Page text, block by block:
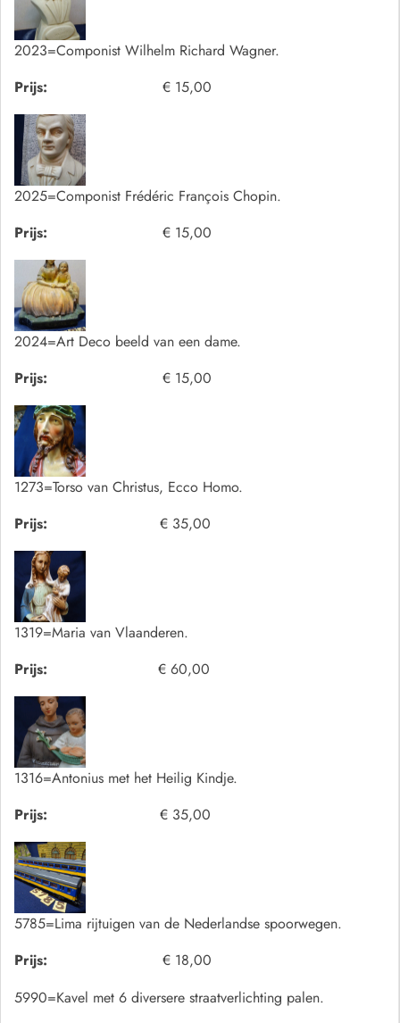
2023=Componist Wilhelm Richard Wagner.
Prijs:
€ 15,00
2025=Componist Frédéric François Chopin.
Prijs:
€ 15,00
2024=Art Deco beeld van een dame.
Prijs:
€ 15,00
1273=Torso van Christus, Ecco Homo.
Prijs:
€ 35,00
1319=Maria van Vlaanderen.
Prijs:
€ 60,00
1316=Antonius met het Heilig Kindje.
Prijs:
€ 35,00
5785=Lima rijtuigen van de Nederlandse spoorwegen.
Prijs:
€ 18,00
5990=Kavel met 6 diversere straatverlichting palen.